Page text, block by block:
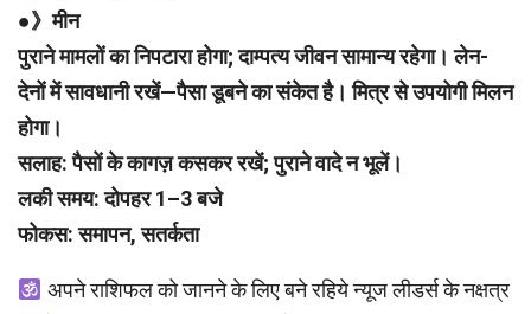
●》मीन
पुराने मामलों का निपटारा होगा; दाम्पत्य जीवन सामान्य रहेगा। लेन-
देनों में सावधानी रखें—पैसा डूबने का संकेत है। मित्र से उपयोगी मिलन
होगा।
सलाह: पैसों के कागज़ कसकर रखें; पुराने वादे न भूलें।
लकी समय: दोपहर 1–3 बजे
फोकस: समापन, सतर्कता
अपने राशिफल को जानने के लिए बने रहिये न्यूज लीडर्स के नक्षत्र